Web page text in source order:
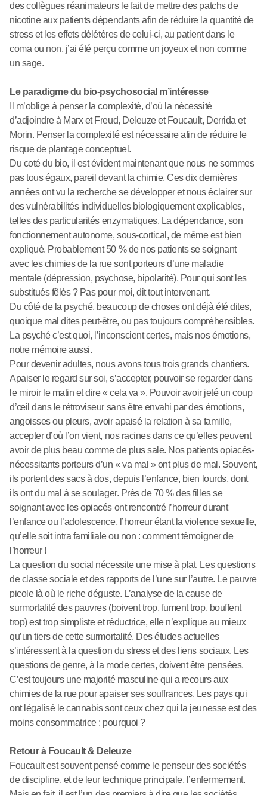
des collègues réanimateurs le fait de mettre des patchs de
nicotine aux patients dépendants afin de réduire la quantité de
stress et les effets délétères de celui-ci, au patient dans le
coma ou non, j’ai été perçu comme un joyeux et non comme
un sage.
Le paradigme du bio-psychosocial m’intéresse
Il m’oblige à penser la complexité, d’où la nécessité
d’adjoindre à Marx et Freud, Deleuze et Foucault, Derrida et
Morin. Penser la complexité est nécessaire afin de réduire le
risque de plantage conceptuel.
Du coté du bio, il est évident maintenant que nous ne sommes
pas tous égaux, pareil devant la chimie. Ces dix dernières
années ont vu la recherche se développer et nous éclairer sur
des vulnérabilités individuelles biologiquement explicables,
telles des particularités enzymatiques. La dépendance, son
fonctionnement autonome, sous-cortical, de même est bien
expliqué. Probablement 50 % de nos patients se soignant
avec les chimies de la rue sont porteurs d’une maladie
mentale (dépression, psychose, bipolarité). Pour qui sont les
substitués fêlés ? Pas pour moi, dit tout intervenant.
Du côté de la psyché, beaucoup de choses ont déjà été dites,
quoique mal dites peut-être, ou pas toujours compréhensibles.
La psyché c’est quoi, l’inconscient certes, mais nos émotions,
notre mémoire aussi.
Pour devenir adultes, nous avons tous trois grands chantiers.
Apaiser le regard sur soi, s’accepter, pouvoir se regarder dans
le miroir le matin et dire « cela va ». Pouvoir avoir jeté un coup
d’œil dans le rétroviseur sans être envahi par des émotions,
angoisses ou pleurs, avoir apaisé la relation à sa famille,
accepter d’où l’on vient, nos racines dans ce qu’elles peuvent
avoir de plus beau comme de plus sale. Nos patients opiacés-
nécessitants porteurs d’un « va mal » ont plus de mal. Souvent,
ils portent des sacs à dos, depuis l’enfance, bien lourds, dont
ils ont du mal à se soulager. Près de 70 % des filles se
soignant avec les opiacés ont rencontré l’horreur durant
l’enfance ou l’adolescence, l’horreur étant la violence sexuelle,
qu’elle soit intra familiale ou non : comment témoigner de
l’horreur !
La question du social nécessite une mise à plat. Les questions
de classe sociale et des rapports de l’une sur l’autre. Le pauvre
picole là où le riche déguste. L’analyse de la cause de
surmortalité des pauvres (boivent trop, fument trop, bouffent
trop) est trop simpliste et réductrice, elle n’explique au mieux
qu’un tiers de cette surmortalité. Des études actuelles
s’intéressent à la question du stress et des liens sociaux. Les
questions de genre, à la mode certes, doivent être pensées.
C’est toujours une majorité masculine qui a recours aux
chimies de la rue pour apaiser ses souffrances. Les pays qui
ont légalisé le cannabis sont ceux chez qui la jeunesse est des
moins consommatrice : pourquoi ?
Retour à Foucault & Deleuze
Foucault est souvent pensé comme le penseur des sociétés
de discipline, et de leur technique principale, l’enfermement.